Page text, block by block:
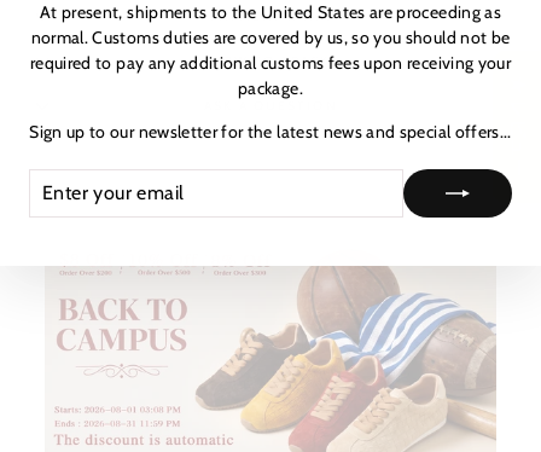
PAYMENT & TAX
HOW TO TRACK
At present, shipments to the United States are proceeding as
normal. Customs duties are covered by us, so you should not be
required to pay any additional customs fees upon receiving your
package.
Sign up to our newsletter for the latest news and special offers...
YOUR
EMAIL
★ レビュー